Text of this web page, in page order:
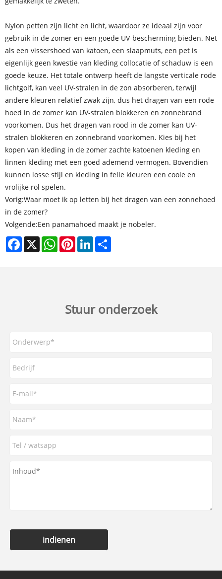
Nylon petten zijn licht en licht, waardoor ze ideaal zijn voor
gebruik in de zomer en een goede UV-bescherming bieden. Net
als een vissershoed van katoen, een slaapmuts, een pet is
eigenlijk geen kwestie van kleding collocatie of schaduw is een
goede keuze. Het totale ontwerp heeft de langste verticale rode
lichtgolf, kan veel UV-stralen in de zon absorberen, terwijl
andere kleuren relatief zwak zijn, dus het dragen van een rode
hoed in de zomer kan UV-stralen blokkeren en zonnebrand
voorkomen. Dus het dragen van rood in de zomer kan UV-
stralen blokkeren en zonnebrand voorkomen. Kies bij het
kopen van kleding in de zomer zachte katoenen kleding en
linnen kleding met een goed ademend vermogen. Bovendien
kunnen losse stijl en kleding in felle kleuren een coole en
vrolijke rol spelen.
Vorig:Waar moet ik op letten bij het dragen van een zonnehoed
in de zomer?
Volgende:Een panamahoed maakt je nobeler.
Facebook
X WhatsAppPinterestLinkedIn
Stuur onderzoek
indienen